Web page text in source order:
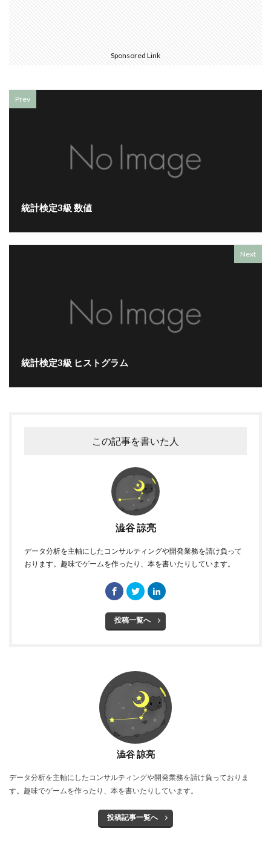
Sponsored Link
Prev
統計検定3級 数値
Next
統計検定3級 ヒストグラム
この記事を書いた人
澁谷 諒亮
データ分析を主軸にしたコンサルティングや開発業務を請け負って
おります。趣味でゲームを作ったり、本を書いたりしています。
投稿一覧へ
澁谷 諒亮
データ分析を主軸にしたコンサルティングや開発業務を請け負っておりま
す。趣味でゲームを作ったり、本を書いたりしています。
投稿記事一覧へ